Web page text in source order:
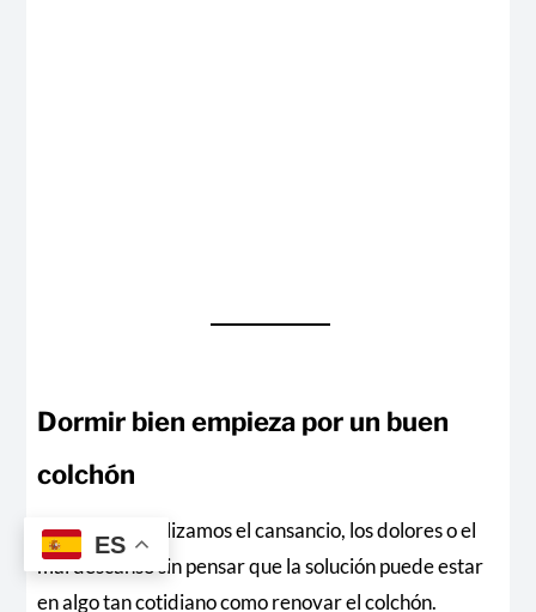
Dormir bien empieza por un buen
colchón
A veces normalizamos el cansancio, los dolores o el
mal descanso sin pensar que la solución puede estar
en algo tan cotidiano como renovar el colchón.
ES